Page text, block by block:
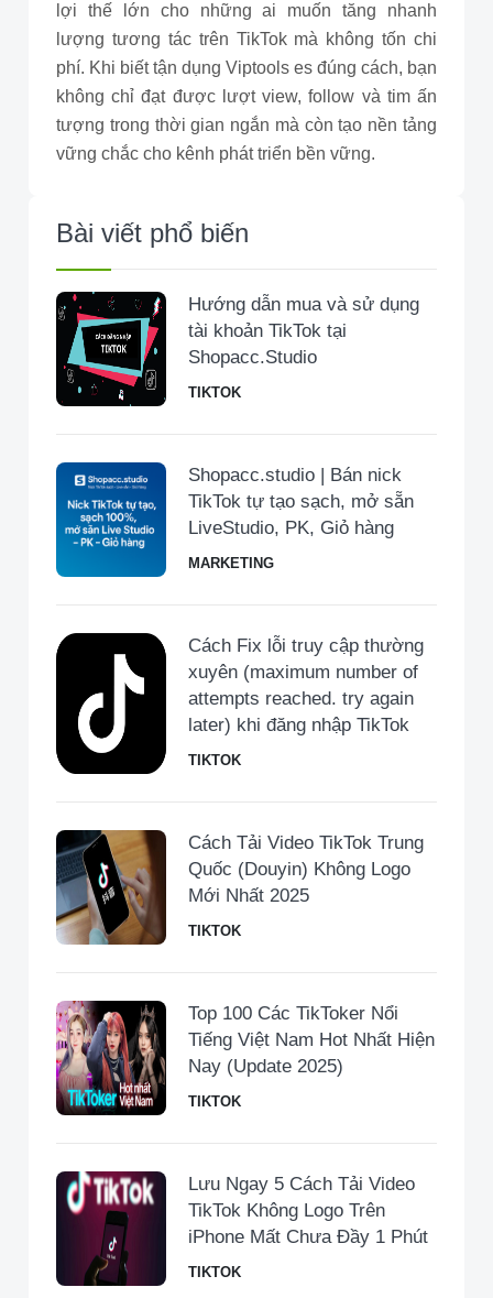
lợi thế lớn cho những ai muốn tăng nhanh
lượng tương tác trên TikTok mà không tốn chi
phí. Khi biết tận dụng Viptools es đúng cách, bạn
không chỉ đạt được lượt view, follow và tim ấn
tượng trong thời gian ngắn mà còn tạo nền tảng
vững chắc cho kênh phát triển bền vững.
Bài viết phổ biến
Hướng dẫn mua và sử dụng
tài khoản TikTok tại
Shopacc.Studio
TIKTOK
Shopacc.studio | Bán nick
TikTok tự tạo sạch, mở sẵn
LiveStudio, PK, Giỏ hàng
MARKETING
Cách Fix lỗi truy cập thường
xuyên (maximum number of
attempts reached. try again
later) khi đăng nhập TikTok
TIKTOK
Cách Tải Video TikTok Trung
Quốc (Douyin) Không Logo
Mới Nhất 2025
TIKTOK
Top 100 Các TikToker Nổi
Tiếng Việt Nam Hot Nhất Hiện
Nay (Update 2025)
TIKTOK
Lưu Ngay 5 Cách Tải Video
TikTok Không Logo Trên
iPhone Mất Chưa Đầy 1 Phút
TIKTOK